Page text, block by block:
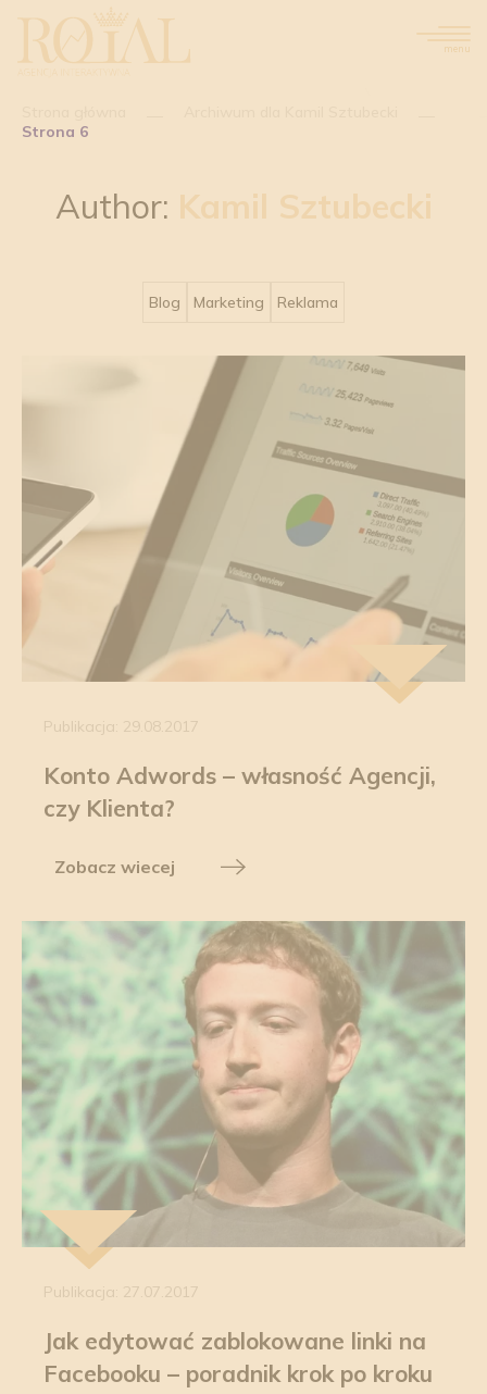
menu
Strona 6
Author: Kamil Sztubecki
Blog Marketing Reklama
Publikacja: 29.08.2017
Konto Adwords – własność Agencji,
czy Klienta?
Zobacz wiecej
Publikacja: 27.07.2017
Jak edytować zablokowane linki na
Facebooku – poradnik krok po kroku